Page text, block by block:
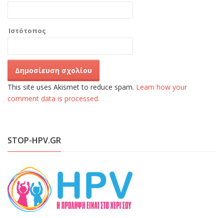
Ιστότοπος
This site uses Akismet to reduce spam. Learn how your
comment data is processed.
STOP-HPV.GR